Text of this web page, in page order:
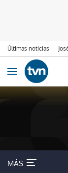
Últimas noticias
Ir al contenido
Obrir navegació
MÁS